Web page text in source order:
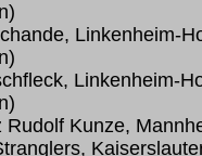
Linkenheim-
Linkenheim-
Rudolf Kunze,